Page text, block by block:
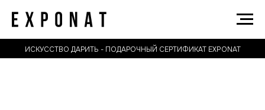
ИСКУССТВО ДАРИТЬ - ПОДАРОЧНЫЙ СЕРТИФИКАТ EXPONAT